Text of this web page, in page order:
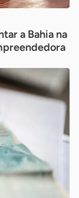
a Bahia na